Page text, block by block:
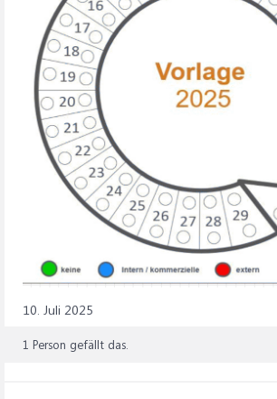
10. Juli 2025
1 Person gefällt das.